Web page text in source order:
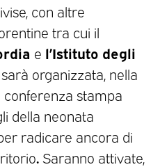
con altre
tra cui il
e l’Istituto degli
sarà organizzata, nella
conferenza stampa
della neonata
radicare ancora di
.Saranno attivate,